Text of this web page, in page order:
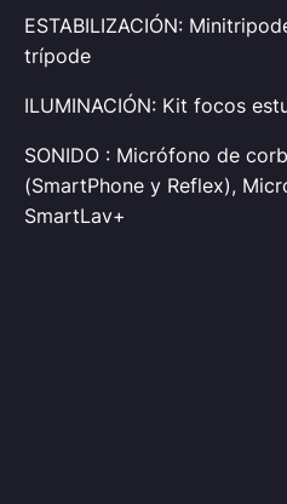
ESTABILIZACIÓN:
trípode
ILUMINACIÓN: Kit focos
SONIDO : Micrófono de
(SmartPhone y Reflex),
SmartLav+